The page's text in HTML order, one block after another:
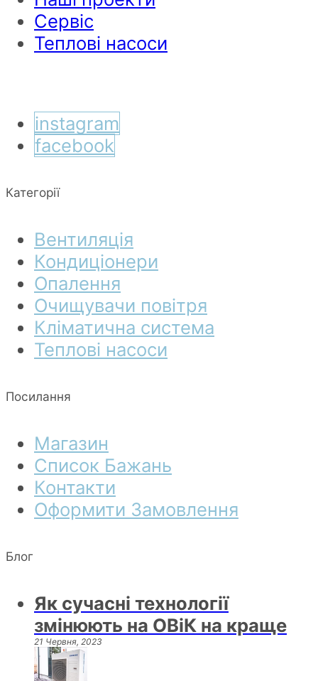
Сервіс
Теплові насоси
instagram
facebook
Категорії
Вентиляція
Кондиціонери
Опалення
Очищувачи повітря
Кліматична система
Теплові насоси
Посилання
Магазин
Список Бажань
Контакти
Оформити Замовлення
Блог
Як сучасні технології
змінюють на ОВіК на краще
21 Червня, 2023